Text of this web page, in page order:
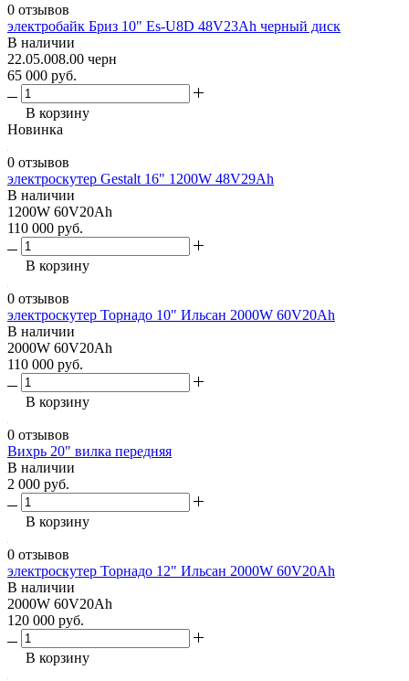
0 отзывов
электробайк Бриз 10" Es-U8D 48V23Аh черный диск
В наличии
22.05.008.00 черн
65 000 руб.
В корзину
Новинка
0 отзывов
электроскутер Gestalt 16" 1200W 48V29Ah
В наличии
1200W 60V20Ah
110 000 руб.
В корзину
0 отзывов
электроскутер Торнадо 10" Ильсан 2000W 60V20Ah
В наличии
2000W 60V20Ah
110 000 руб.
В корзину
0 отзывов
Вихрь 20" вилка передняя
В наличии
2 000 руб.
В корзину
0 отзывов
электроскутер Торнадо 12" Ильсан 2000W 60V20Ah
В наличии
2000W 60V20Ah
120 000 руб.
В корзину